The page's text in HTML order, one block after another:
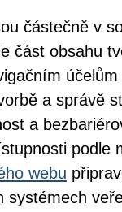
částečně v
část obsahu
a správě
a
podle
webu